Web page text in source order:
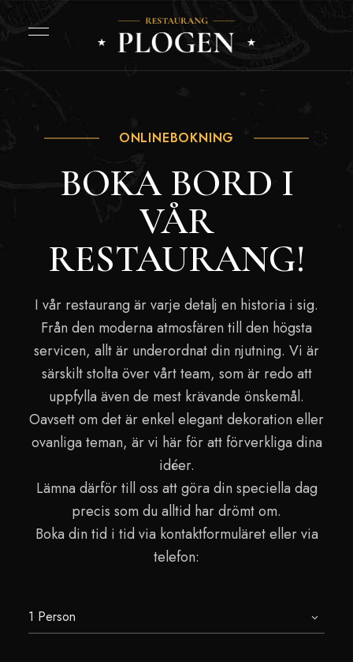
ONLINEBOKNING
BOKA BORD I
VÅR
RESTAURANG!
I vår restaurang är varje detalj en historia i sig.
Från den moderna atmosfären till den högsta
servicen, allt är underordnat din njutning. Vi är
särskilt stolta över vårt team, som är redo att
uppfylla även de mest krävande önskemål.
Oavsett om det är enkel elegant dekoration eller
ovanliga teman, är vi här för att förverkliga dina
idéer.
Lämna därför till oss att göra din speciella dag
precis som du alltid har drömt om.
Boka din tid i tid via kontaktformuläret eller via
telefon: